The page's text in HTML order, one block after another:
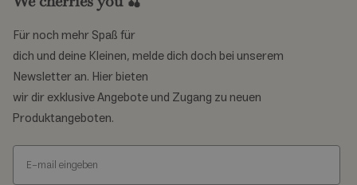
Für noch mehr Spaß für
dich und deine Kleinen, melde dich doch bei unserem
Newsletter an. Hier bieten
wir dir exklusive Angebote und Zugang zu neuen
Produktangeboten.